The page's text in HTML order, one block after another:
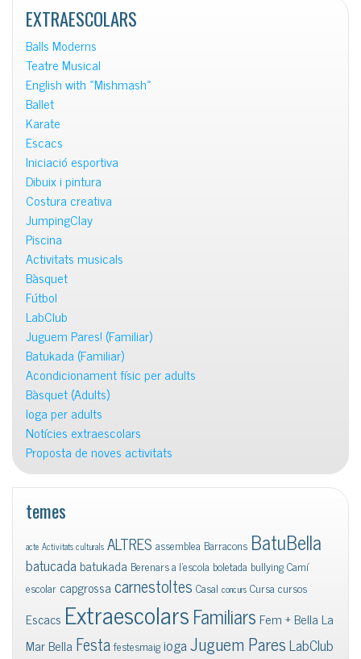
EXTRAESCOLARS
Balls Moderns
Teatre Musical
English with «Mishmash»
Ballet
Karate
Escacs
Iniciació esportiva
Dibuix i pintura
Costura creativa
JumpingClay
Piscina
Activitats musicals
Bàsquet
Fútbol
LabClub
Juguem Pares! (Familiar)
Batukada (Familiar)
Acondicionament físic per adults
Bàsquet (Adults)
Ioga per adults
Notícies extraescolars
Proposta de noves activitats
temes
acte Activitats culturals ALTRES assemblea Barracons BatuBella
batucadabatukada Berenars a l'escola boletada bullyingCamí
escolar capgrossacarnestoltes Casal concurs Cursa cursos
Escacs ExtraescolarsFamiliars Fem + Bella La
Mar Bella FestafestesmaigiogaJuguem ParesLabClub